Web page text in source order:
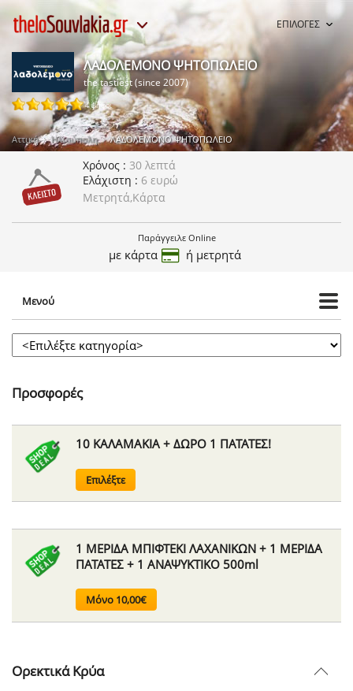
ΕΠΙΛΟΓΕΣ
ΛΑΔΟΛΕΜΟΝΟ ΨΗΤΟΠΩΛΕΙΟ
the tastiest (since 2007)
4 ψήφοι
Αττική Ηλιούπολη ΛΑΔΟΛΕΜΟΝΟ ΨΗΤΟΠΩΛΕΙΟ
Χρόνος
30 λεπτά
Ελάχιστη
6 ευρώ
Μετρητά,Κάρτα
Παράγγειλε Online
με κάρτα ή μετρητά
Μενού
Προσφορές
10 ΚΑΛΑΜΑΚΙΑ + ΔΩΡΟ 1 ΠΑΤΑΤΕΣ!
Επιλέξτε
1 ΜΕΡΙΔΑ ΜΠΙΦΤΕΚΙ ΛΑΧΑΝΙΚΩΝ + 1 ΜΕΡΙΔΑ
ΠΑΤΑΤΕΣ + 1 ΑΝΑΨΥΚΤΙΚΟ 500ml
Μόνο 10,00€
Ορεκτικά Κρύα